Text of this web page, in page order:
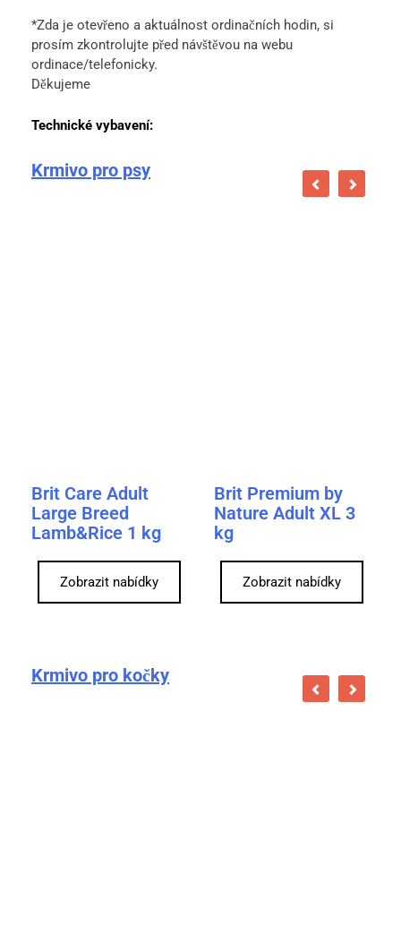
*Zda je otevřeno a aktuálnost ordinačních hodin, si
prosím zkontrolujte před návštěvou na webu
ordinace/telefonicky.
Děkujeme
Technické vybavení:
Krmivo pro psy
Brit Care Adult
Large Breed
Lamb&Rice 1 kg
Zobrazit nabídky
Brit Premium by
Nature Adult XL 3
kg
Zobrazit nabídky
Krmivo pro kočky